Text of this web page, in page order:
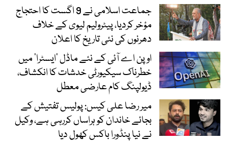
جماعت اسلامی نے 9 اگست کا احتجاج
مؤخر کردیا، پیٹرولیم لیوی کے خلاف
دھرنوں کی نئی تاریخ کا اعلان
اوپن اے آئی کے نئے ماڈل ’ایسٹرا‘ میں
خطرناک سیکیورٹی خدشات کا انکشاف،
ڈیولپنگ کام عارضی معطل
میر رضا علی کیس: پولیس تفتیش کے
بجائے خاندان کو ہراساں کررہی ہے، وکیل
نے نیا پنڈورا باکس کھول دیا